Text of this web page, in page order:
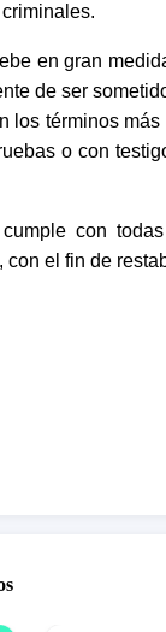
en gran
de ser
los términos
o con
con
el fin de
moral,
son actos de